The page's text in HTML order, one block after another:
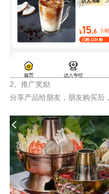
2、推广奖励
分享产品给朋友，朋友购买后